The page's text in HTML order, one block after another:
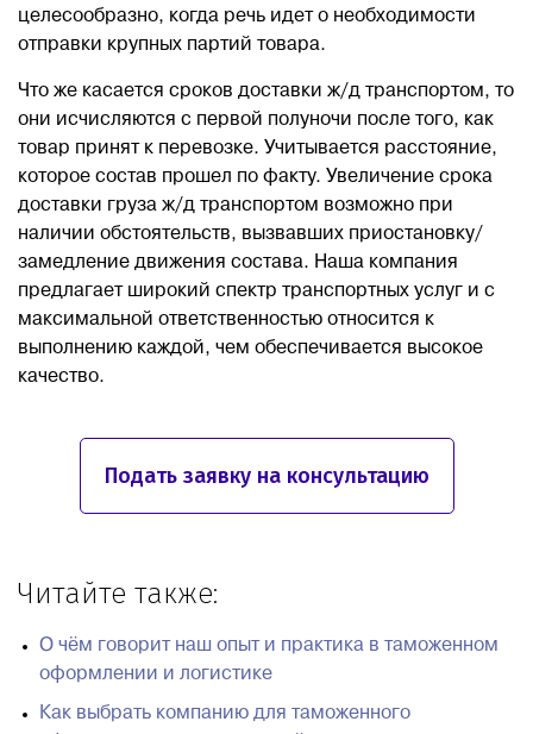
целесообразно, когда речь идет о необходимости
отправки крупных партий товара.
Что же касается сроков доставки ж/д транспортом, то
они исчисляются с первой полуночи после того, как
товар принят к перевозке. Учитывается расстояние,
которое состав прошел по факту. Увеличение срока
доставки груза ж/д транспортом возможно при
наличии обстоятельств, вызвавших приостановку/
замедление движения состава. Наша компания
предлагает широкий спектр транспортных услуг и с
максимальной ответственностью относится к
выполнению каждой, чем обеспечивается высокое
качество.
Подать заявку на консультацию
Читайте также:
О чём говорит наш опыт и практика в таможенном
оформлении и логистике
Как выбрать компанию для таможенного